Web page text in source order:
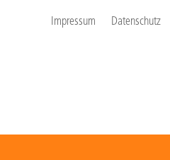
Impressum Datenschutz